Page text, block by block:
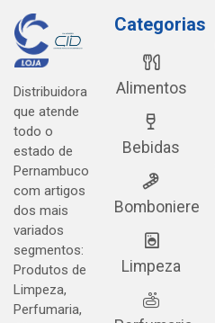
Distribuidora
que atende
todo o
estado de
Pernambuco
com artigos
dos mais
variados
segmentos:
Produtos de
Limpeza,
Perfumaria,
Categorias
Alimentos
Bebidas
Bomboniere
Limpeza